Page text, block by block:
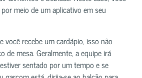
meio de um aplicativo em seu
você recebe um cardápio, isso não
de mesa. Geralmente, a equipe irá
sentado por um tempo e se